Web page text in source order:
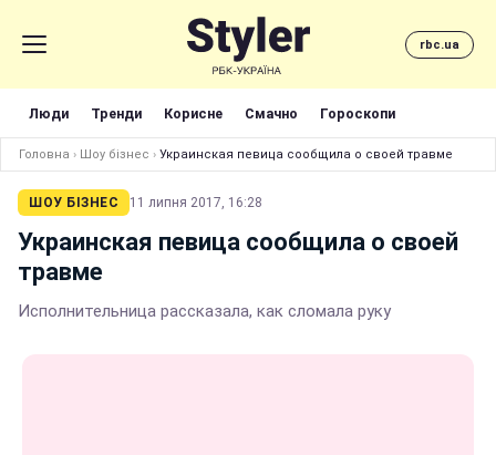
rbc.ua
Люди Тренди Корисне Смачно Гороскопи
Головна › Шоу бізнес › Украинская певица сообщила о своей травме
ШОУ БІЗНЕС 11 липня 2017, 16:28
Украинская певица сообщила о своей
травме
Исполнительница рассказала, как сломала руку